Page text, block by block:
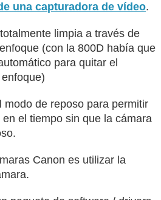
una capturadora de vídeo.
limpia a través de
(con la 800D había que
para quitar el
modo de reposo para permitir
el tiempo sin que la cámara
Canon es utilizar la